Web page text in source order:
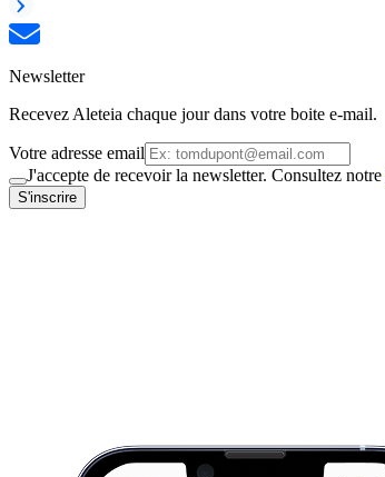
Newsletter
Recevez Aleteia chaque jour dans votre boite e-mail.
Votre adresse email
J'accepte de recevoir la newsletter. Consultez notre
S'inscrire